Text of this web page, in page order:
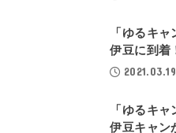
「ゆるキ
伊豆に到着
2021.03.19
「ゆるキ
伊豆キャン